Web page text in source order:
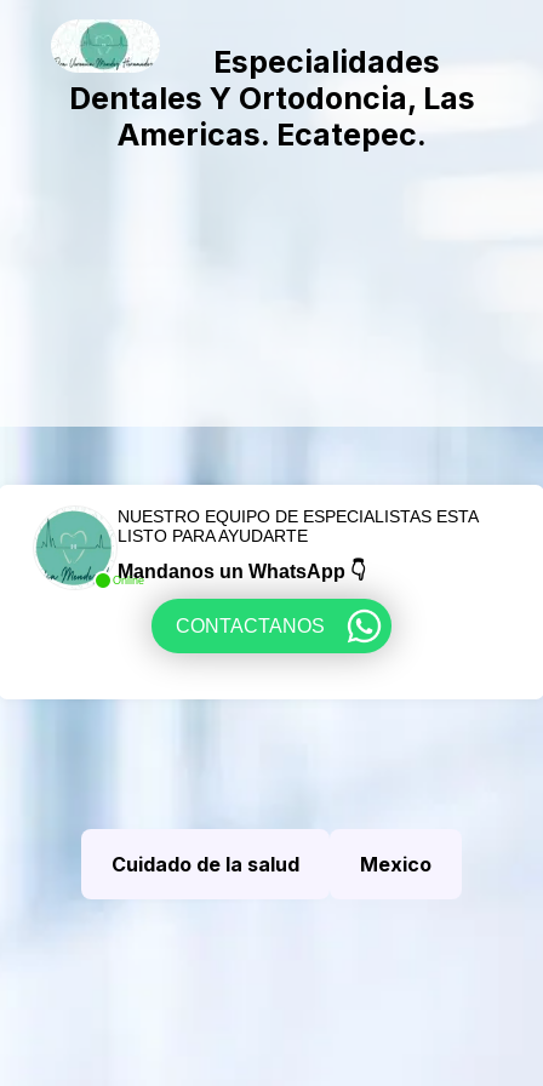
Especialidades
Dentales Y Ortodoncia, Las
Americas. Ecatepec.
Online
NUESTRO EQUIPO DE ESPECIALISTAS ESTA
LISTO PARA AYUDARTE
Mandanos un WhatsApp 👇
CONTACTANOS
Cuidado de la salud Mexico